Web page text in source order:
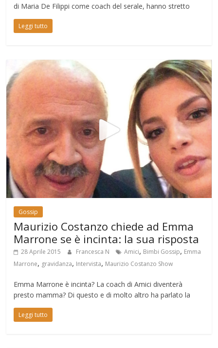
di Maria De Filippi come coach del serale, hanno stretto
Leggi tutto
Gossip
Maurizio Costanzo chiede ad Emma
Marrone se è incinta: la sua risposta
28 Aprile 2015 Francesca N Amici, Bimbi Gossip, Emma
Marrone, gravidanza, Intervista, Maurizio Costanzo Show
Emma Marrone è incinta? La coach di Amici diventerà
presto mamma? Di questo e di molto altro ha parlato la
Leggi tutto